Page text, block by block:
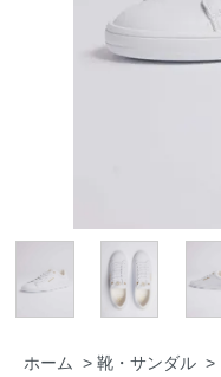
ホーム > 靴・サンダル >